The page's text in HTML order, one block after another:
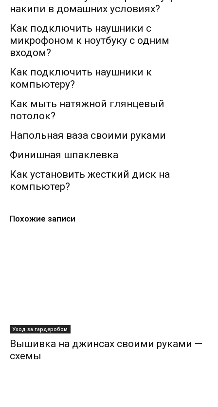
накипи в домашних условиях?
Как подключить наушники с
микрофоном к ноутбуку с одним
входом?
Как подключить наушники к
компьютеру?
Как мыть натяжной глянцевый
потолок?
Напольная ваза своими руками
Финишная шпаклевка
Как установить жесткий диск на
компьютер?
Похожие записи
Уход за гардеробом
Вышивка на джинсах своими руками —
схемы